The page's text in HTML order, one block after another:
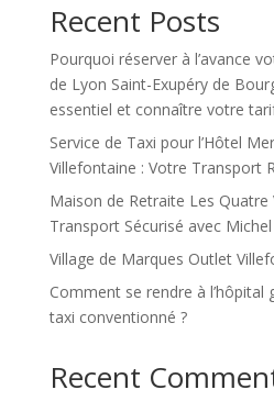
Recent Posts
Pourquoi réserver à l’avance
de Lyon Saint-Exupéry de
essentiel et connaître votre
Service de Taxi pour l’Hôtel
Villefontaine : Votre Transport
Maison de Retraite Les Quatre
Transport Sécurisé avec
Village de Marques Outlet
Comment se rendre à
taxi conventionné ?
Recent